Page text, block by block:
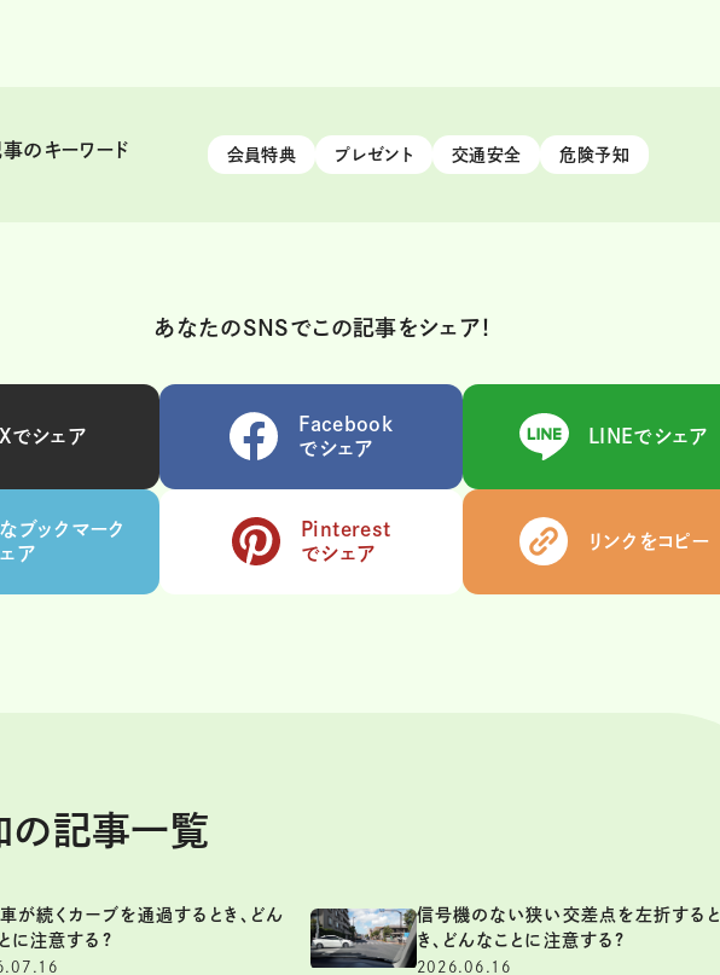
のキーワード 会員特典 プレゼント 交通安全 危険予知
あなたのSNSでこの記事をシェア！
Xでシェア
Facebook
でシェア
LINEでシェア
ブックマーク
ア
Pinterest
でシェア
リンクをコピー
の記事一覧
が続くカーブを通過するとき、どん
に注意する?
信号機のない狭い交差点を左折すると
き、どんなことに注意する?
2026.06.16